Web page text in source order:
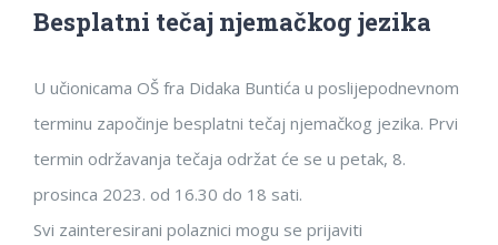
Besplatni tečaj njemačkog jezika
U učionicama OŠ fra Didaka Buntića u poslijepodnevnom
terminu započinje besplatni tečaj njemačkog jezika. Prvi
termin održavanja tečaja održat će se u petak, 8.
prosinca 2023. od 16.30 do 18 sati.
Svi zainteresirani polaznici mogu se prijaviti